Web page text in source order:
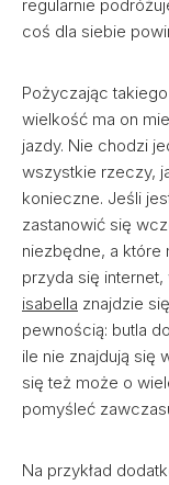
regularnie
coś dla siebie
Pożyczając
wielkość ma on
jazdy. Nie chodzi
wszystkie rzeczy,
konieczne. Jeśli
zastanowić się
niezbędne, a które
przyda się
isabella znajdzie
pewnością: butla
ile nie znajdują się
się też może o
pomyśleć
Na przykład